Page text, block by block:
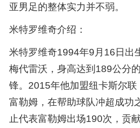
亚男足的整体实力并不弱。
米特罗维奇介绍：
米特罗维奇1994年9月16日出
梅代雷沃，身高达到189公分
锋。2015年他加盟纽卡斯尔
富勒姆，在帮助球队冲超成功
止代表富勒姆出场190次，贡